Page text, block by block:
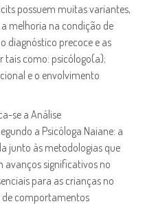
possuem muitas variantes,
melhoria na condição de
diagnóstico precoce e as
tais como: psicólogo(a);
e o envolvimento
se a Análise
a Psicóloga Naiane: a
junto às metodologias que
avanços significativos no
para as crianças no
de comportamentos